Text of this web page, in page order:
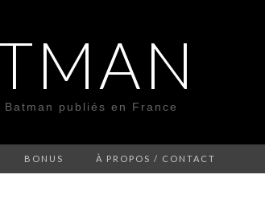
publiés en France
BONUS À PROPOS / CONTACT